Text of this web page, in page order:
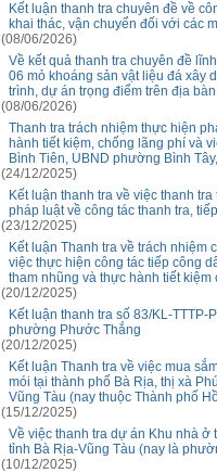
Kết luận thanh tra chuyên đề về
khai thác, vận chuyển đối với các
(08/06/2026)
Về kết quả thanh tra chuyên đề
06 mỏ khoáng sản vật liệu đá xây
trình, dự án trọng điểm trên địa
(08/06/2026)
Thanh tra trách nhiệm thực hiện
hành tiết kiệm, chống lãng phí và
Bình Tiên, UBND phường Bình
(24/12/2025)
Kết luận thanh tra về việc thanh
pháp luật về công tác thanh tra,
(23/12/2025)
Kết luận Thanh tra về trách nhiệm
việc thực hiện công tác tiếp công
tham nhũng và thực hành tiết
(20/12/2025)
Kết luận thanh tra số 83/KL-
phường Phước Thắng
(20/12/2025)
Kết luận Thanh tra về việc mua
mói tại thành phố Bà Rịa, thị xà
Vũng Tàu (nay thuộc Thành phố
(15/12/2025)
Về việc thanh tra dự án Khu nhà ở
tỉnh Bà Rịa-Vũng Tàu (nay là
(10/12/2025)